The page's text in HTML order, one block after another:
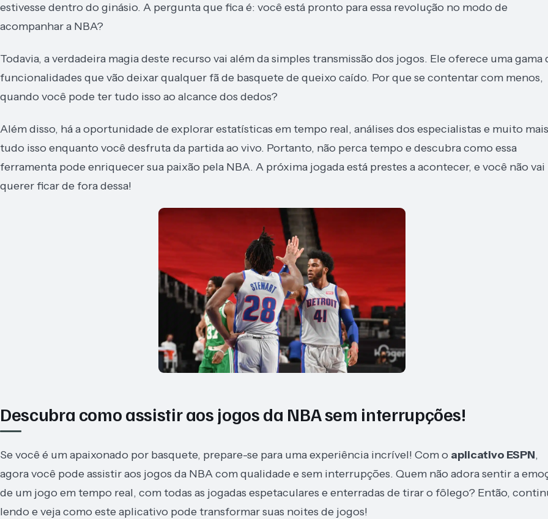
estivesse dentro do ginásio. A pergunta que fica é: você está pronto para essa revolução no modo de
acompanhar a NBA?
Todavia, a verdadeira magia deste recurso vai além da simples transmissão dos jogos. Ele oferece uma gama
funcionalidades que vão deixar qualquer fã de basquete de queixo caído. Por que se contentar com menos,
quando você pode ter tudo isso ao alcance dos dedos?
Além disso, há a oportunidade de explorar estatísticas em tempo real, análises dos especialistas e muito
tudo isso enquanto você desfruta da partida ao vivo. Portanto, não perca tempo e descubra como essa
ferramenta pode enriquecer sua paixão pela NBA. A próxima jogada está prestes a acontecer, e você não vai
querer ficar de fora dessa!
Descubra como assistir aos jogos da NBA sem interrupções!
Se você é um apaixonado por basquete, prepare-se para uma experiência incrível! Com o aplicativo ESPN,
agora você pode assistir aos jogos da NBA com qualidade e sem interrupções. Quem não adora sentir a
de um jogo em tempo real, com todas as jogadas espetaculares e enterradas de tirar o fôlego? Então,
lendo e veja como este aplicativo pode transformar suas noites de jogos!